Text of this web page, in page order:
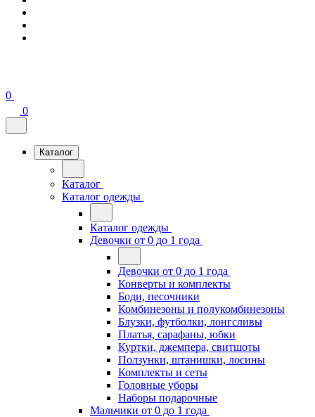
0
0
Каталог
Каталог
Каталог одежды
Каталог одежды
Девочки от 0 до 1 года
Девочки от 0 до 1 года
Конверты и комплекты
Боди, песочники
Комбинезоны и полукомбинезоны
Блузки, футболки, лонгсливы
Платья, сарафаны, юбки
Куртки, джемпера, свитшоты
Ползунки, штанишки, лосины
Комплекты и сеты
Головные уборы
Наборы подарочные
Мальчики от 0 до 1 года